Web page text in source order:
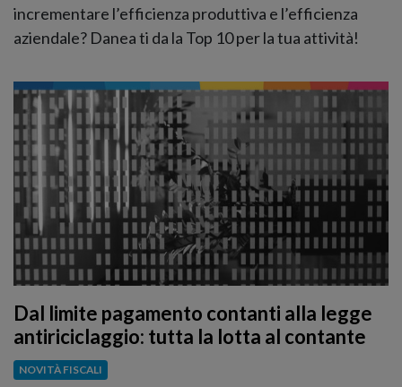
incrementare l’efficienza produttiva e l’efficienza
aziendale? Danea ti da la Top 10 per la tua attività!
Dal limite pagamento contanti alla legge
antiriciclaggio: tutta la lotta al contante
NOVITÀ FISCALI